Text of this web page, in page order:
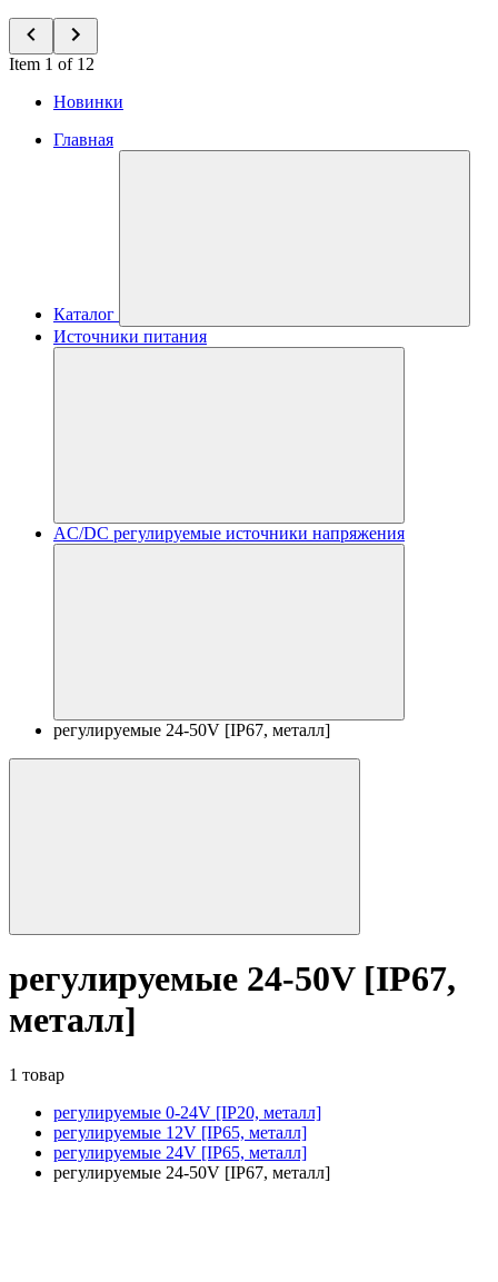
Item 1 of 12
Новинки
Главная
Каталог
Источники питания
AC/DC регулируемые источники напряжения
регулируемые 24-50V [IP67, металл]
регулируемые 24-50V [IP67,
металл]
1 товар
регулируемые 0-24V [IP20, металл]
регулируемые 12V [IP65, металл]
регулируемые 24V [IP65, металл]
регулируемые 24-50V [IP67, металл]